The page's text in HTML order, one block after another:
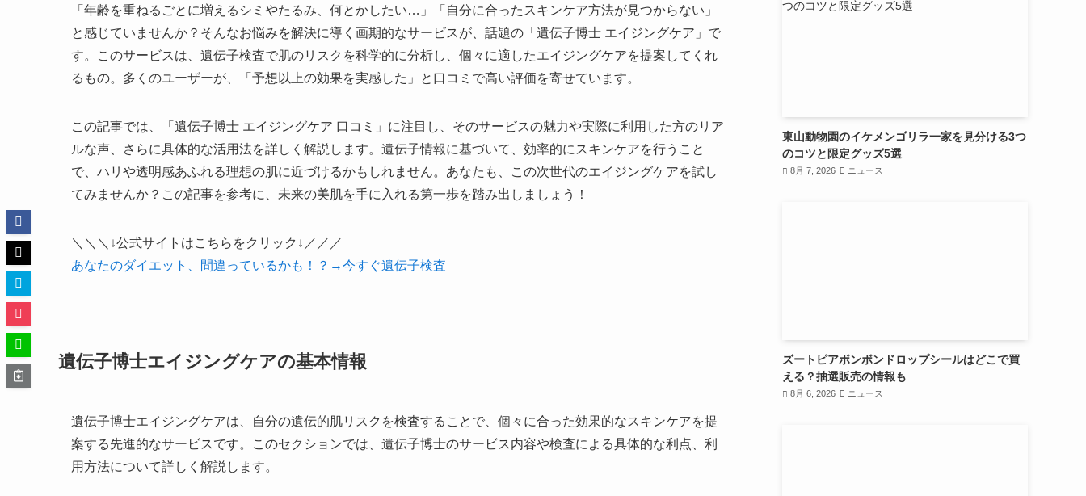
「年齢を重ねるごとに増えるシミやたるみ、何とかしたい…」「自分に合ったスキンケア方法が見つからない」
と感じていませんか？そんなお悩みを解決に導く画期的なサービスが、話題の「遺伝子博士 エイジングケア」で
す。このサービスは、遺伝子検査で肌のリスクを科学的に分析し、個々に適したエイジングケアを提案してくれ
るもの。多くのユーザーが、「予想以上の効果を実感した」と口コミで高い評価を寄せています。
この記事では、「遺伝子博士 エイジングケア 口コミ」に注目し、そのサービスの魅力や実際に利用した方のリア
ルな声、さらに具体的な活用法を詳しく解説します。遺伝子情報に基づいて、効率的にスキンケアを行うこと
で、ハリや透明感あふれる理想の肌に近づけるかもしれません。あなたも、この次世代のエイジングケアを試し
てみませんか？この記事を参考に、未来の美肌を手に入れる第一歩を踏み出しましょう！
＼＼＼↓公式サイトはこちらをクリック↓／／／
あなたのダイエット、間違っているかも！？→今すぐ遺伝子検査
遺伝子博士エイジングケアの基本情報
遺伝子博士エイジングケアは、自分の遺伝的肌リスクを検査することで、個々に合った効果的なスキンケアを提
案する先進的なサービスです。このセクションでは、遺伝子博士のサービス内容や検査による具体的な利点、利
用方法について詳しく解説します。
東山動物園のイケメンゴリラ一家を見分ける3つ
のコツと限定グッズ5選
8月 7, 2026 ニュース
ズートピアボンボンドロップシールはどこで買
える？抽選販売の情報も
8月 6, 2026 ニュース